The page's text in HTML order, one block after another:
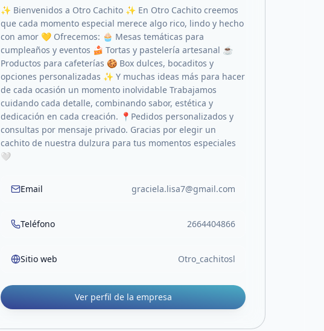
✨ Bienvenidos a Otro Cachito ✨ En Otro Cachito creemos
que cada momento especial merece algo rico, lindo y hecho
con amor 💛 Ofrecemos: 🧁 Mesas temáticas para
cumpleaños y eventos 🍰 Tortas y pastelería artesanal ☕
Productos para cafeterías 🍪 Box dulces, bocaditos y
opciones personalizadas ✨ Y muchas ideas más para hacer
de cada ocasión un momento inolvidable Trabajamos
cuidando cada detalle, combinando sabor, estética y
dedicación en cada creación. 📍Pedidos personalizados y
consultas por mensaje privado. Gracias por elegir un
cachito de nuestra dulzura para tus momentos especiales
🤍
Email graciela.lisa7@gmail.com
Teléfono 2664404866
Sitio web Otro_cachitosl
Ver perfil de la empresa